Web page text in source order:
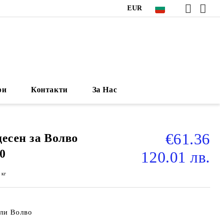
EUR
Контакти За Нас
за Волво
€61.36
120.01 лв.
кг
Волво